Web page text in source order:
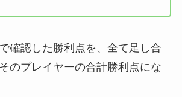
確認した勝利点を、全て足し合
のプレイヤーの合計勝利点にな